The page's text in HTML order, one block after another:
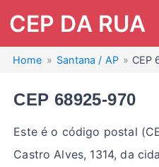
CEP DA RUA
Home Santana / AP CEP
CEP 68925-970
Este é o código postal
Castro Alves, 1314, da